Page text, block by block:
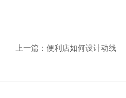
上一篇： 便利店如何设计动线